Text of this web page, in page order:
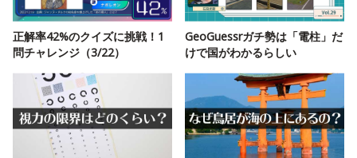
正解率42%のクイズに挑戦！1
問チャレンジ（3/22）
GeoGuessrガチ勢は「電柱」だ
けで国がわかるらしい